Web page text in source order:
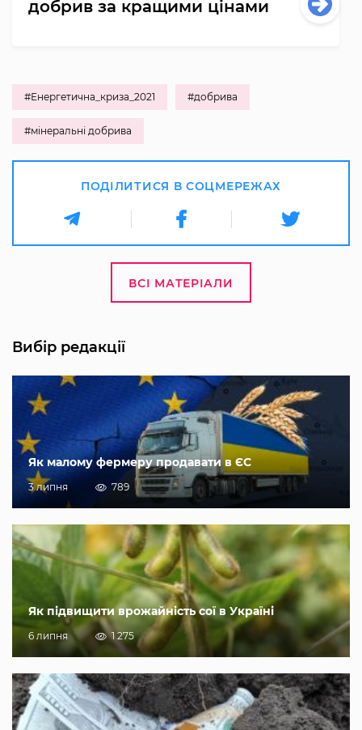
добрив за кращими цінами
#Енергетична_криза_2021 #добрива
#мінеральні добрива
ПОДІЛИТИСЯ В СОЦМЕРЕЖАХ
ВСІ МАТЕРІАЛИ
Вибір редакції
Як малому фермеру продавати в ЄС
3 липня 789
Як підвищити врожайність сої в Україні
6 липня 1 275